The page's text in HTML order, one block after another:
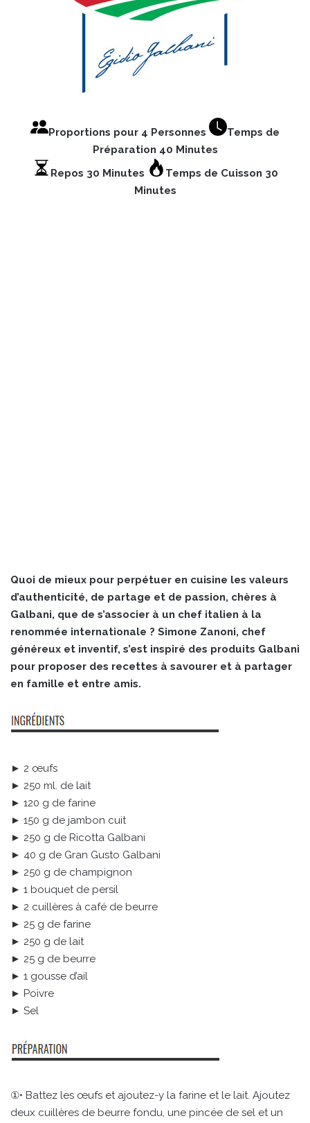
Proportions pour 4 Personnes
Temps de
Préparation 40 Minutes
Repos 30 Minutes
Temps de Cuisson 30
Minutes
Quoi de mieux pour perpétuer en cuisine les valeurs
d’authenticité, de partage et de passion, chères à
Galbani, que de s’associer à un chef italien à la
renommée internationale ? Simone Zanoni, chef
généreux et inventif, s’est inspiré des produits Galbani
pour proposer des recettes à savourer et à partager
en famille et entre amis.
► 2 œufs
► 250 ml. de lait
► 120 g de farine
► 150 g de jambon cuit
► 250 g de Ricotta Galbani
► 40 g de Gran Gusto Galbani
► 250 g de champignon
► 1 bouquet de persil
► 2 cuillères à café de beurre
► 25 g de farine
► 250 g de lait
► 25 g de beurre
► 1 gousse d’ail
► Poivre
► Sel
①• Battez les œufs et ajoutez-y la farine et le lait. Ajoutez
deux cuillères de beurre fondu, une pincée de sel et un